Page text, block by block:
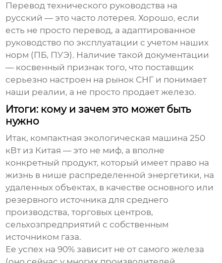
Перевод технического руководства на
русский — это часто лотерея. Хорошо, если
есть не просто перевод, а адаптированное
руководство по эксплуатации с учетом наших
норм (ПБ, ПУЭ). Наличие такой документации
— косвенный признак того, что поставщик
серьезно настроен на рынок СНГ и понимает
наши реалии, а не просто продает железо.
Итоги: кому и зачем это может быть
нужно
Итак, компактная экологическая машина 250
кВт из Китая — это не миф, а вполне
конкретный продукт, который имеет право на
жизнь в нише распределенной энергетики, на
удаленных объектах, в качестве основного или
резервного источника для среднего
производства, торговых центров,
сельхозпредприятий с собственным
источником газа.
Ее успех на 90% зависит не от самого железа